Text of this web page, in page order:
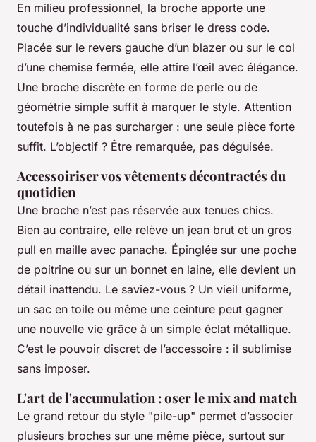
En milieu professionnel, la broche apporte une
touche d’individualité sans briser le dress code.
Placée sur le revers gauche d’un blazer ou sur le col
d’une chemise fermée, elle attire l’œil avec élégance.
Une broche discrète en forme de perle ou de
géométrie simple suffit à marquer le style. Attention
toutefois à ne pas surcharger : une seule pièce forte
suffit. L’objectif ? Être remarquée, pas déguisée.
Accessoiriser vos vêtements décontractés du
quotidien
Une broche n’est pas réservée aux tenues chics.
Bien au contraire, elle relève un jean brut et un gros
pull en maille avec panache. Épinglée sur une poche
de poitrine ou sur un bonnet en laine, elle devient un
détail inattendu. Le saviez-vous ? Un vieil uniforme,
un sac en toile ou même une ceinture peut gagner
une nouvelle vie grâce à un simple éclat métallique.
C’est le pouvoir discret de l’accessoire : il sublimise
sans imposer.
L'art de l'accumulation : oser le mix and match
Le grand retour du style "pile-up" permet d’associer
plusieurs broches sur une même pièce, surtout sur